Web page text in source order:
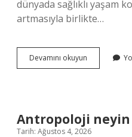
dünyada sağlıklı yaşam
artmasıyla birlikte…
Devamını okuyun
eksikliğinin
Antropoloji neyin
Tarih: Ağustos 4, 2026